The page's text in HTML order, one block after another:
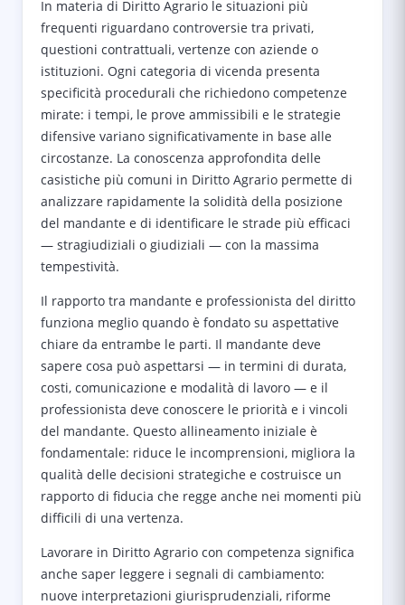
In materia di Diritto Agrario le situazioni più
frequenti riguardano controversie tra privati,
questioni contrattuali, vertenze con aziende o
istituzioni. Ogni categoria di vicenda presenta
specificità procedurali che richiedono competenze
mirate: i tempi, le prove ammissibili e le strategie
difensive variano significativamente in base alle
circostanze. La conoscenza approfondita delle
casistiche più comuni in Diritto Agrario permette di
analizzare rapidamente la solidità della posizione
del mandante e di identificare le strade più efficaci
— stragiudiziali o giudiziali — con la massima
tempestività.
Il rapporto tra mandante e professionista del diritto
funziona meglio quando è fondato su aspettative
chiare da entrambe le parti. Il mandante deve
sapere cosa può aspettarsi — in termini di durata,
costi, comunicazione e modalità di lavoro — e il
professionista deve conoscere le priorità e i vincoli
del mandante. Questo allineamento iniziale è
fondamentale: riduce le incomprensioni, migliora la
qualità delle decisioni strategiche e costruisce un
rapporto di fiducia che regge anche nei momenti più
difficili di una vertenza.
Lavorare in Diritto Agrario con competenza significa
anche saper leggere i segnali di cambiamento:
nuove interpretazioni giurisprudenziali, riforme